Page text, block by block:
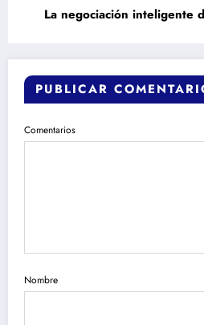
La negociación inteligente
PUBLICAR
Comentarios
Nombre